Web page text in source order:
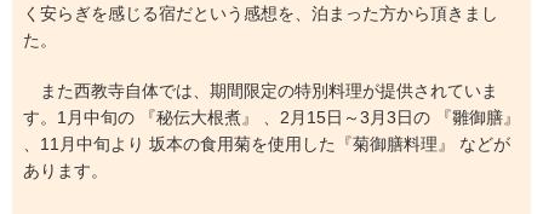
く安らぎを感じる宿だという感想を、泊まった方から頂きまし
た。
また西教寺自体では、期間限定の特別料理が提供されていま
す。1月中旬の 『秘伝大根煮』 、2月15日～3月3日の 『雛御膳』
、11月中旬より 坂本の食用菊を使用した『菊御膳料理』 などが
あります。